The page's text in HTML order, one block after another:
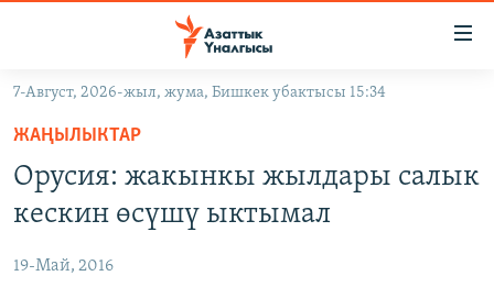
Навигацияга
өтүңүз
Издөөгө
салыңызКЫРГЫЗСТАН
ЭКОНОМИКА
ДҮЙНӨ
БОРБОР АЗИЯ
АТАЙЫН ИЛИКТӨӨ
7-Август, 2026-жыл, жума, Бишкек убактысы 15:34
ЖАҢЫЛЫКТАР
Орусия: жакынкы жылдары салык
кескин өсүшү ыктымал
19-Май, 2016